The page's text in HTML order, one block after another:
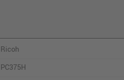
Ricoh
PC375H